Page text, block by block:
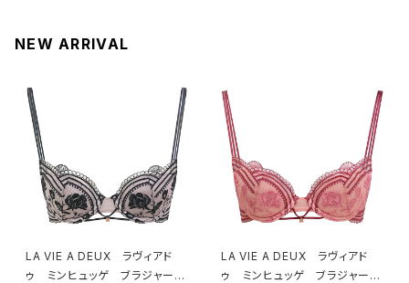
NEW ARRIVAL
LA VIE A DEUX ラヴィアド
ゥ ミンヒュッゲ ブラジャー
LA VIE A DEUX ラヴィアド
ゥ ミンヒュッゲ ブラジャー